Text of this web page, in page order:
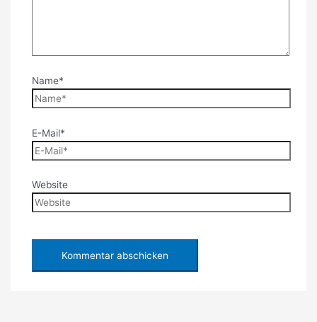
Name*
E-Mail*
Website